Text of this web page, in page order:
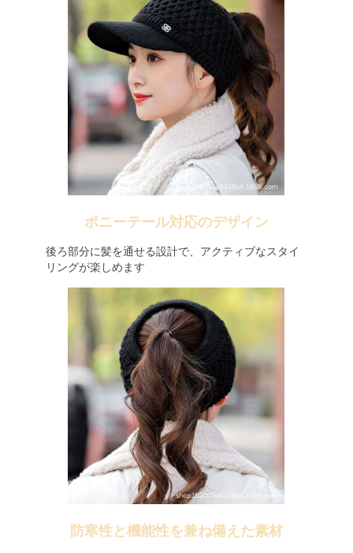
ポニーテール対応のデザイン
後ろ部分に髪を通せる設計で、アクティブなスタイ
リングが楽しめます
防寒性と機能性を兼ね備えた素材